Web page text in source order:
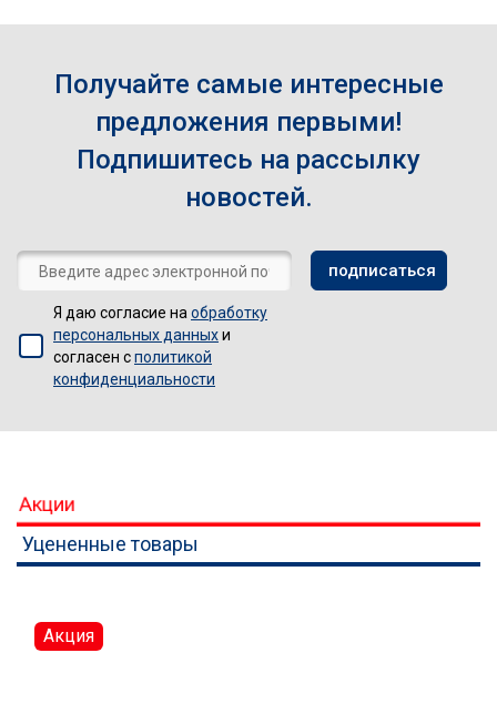
Получайте самые интересные
предложения первыми!
Подпишитесь на рассылку
новостей.
Я даю согласие на обработку
персональных данныхи
согласен сполитикой
конфиденциальности
Акции
Уцененные товары
Акция